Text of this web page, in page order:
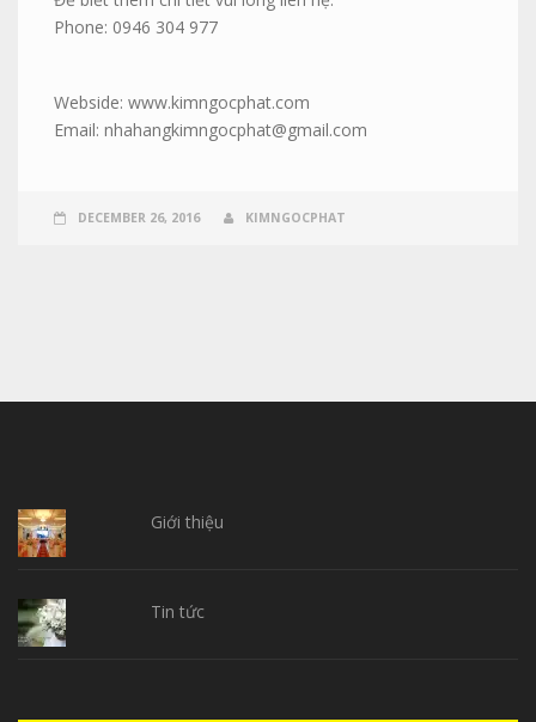
Phone: 0946 304 977
Webside: www.kimngocphat.com
Email: nhahangkimngocphat@gmail.com
DECEMBER 26, 2016 KIMNGOCPHAT
Giới thiệu
Tin tức